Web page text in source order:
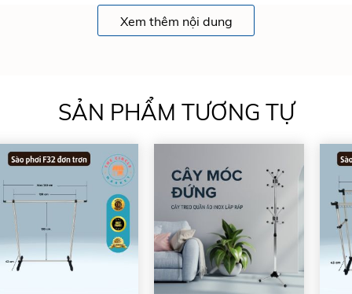
Sản phẩm được gia công tỉ mỉ và chỉn chu đến từng chi
tiết. Từ các khớp nối, bản lề cho đến thanh tăng giảm và
các chi tiết khác của sản phẩm đều được thiết kế chuẩn
xác để đảm bảo tính thẩm mỹ và tối ưu công năng.
Xem thêm nội dung
SẢN PHẨM TƯƠNG TỰ